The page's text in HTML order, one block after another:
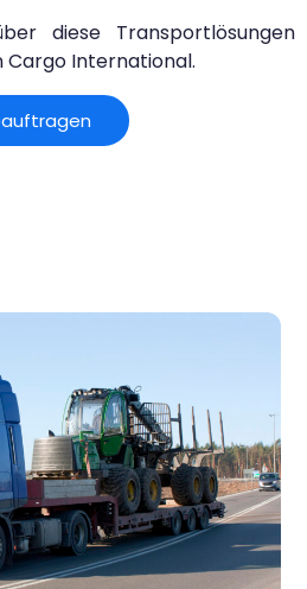
diese Transportlösungen
Cargo International.